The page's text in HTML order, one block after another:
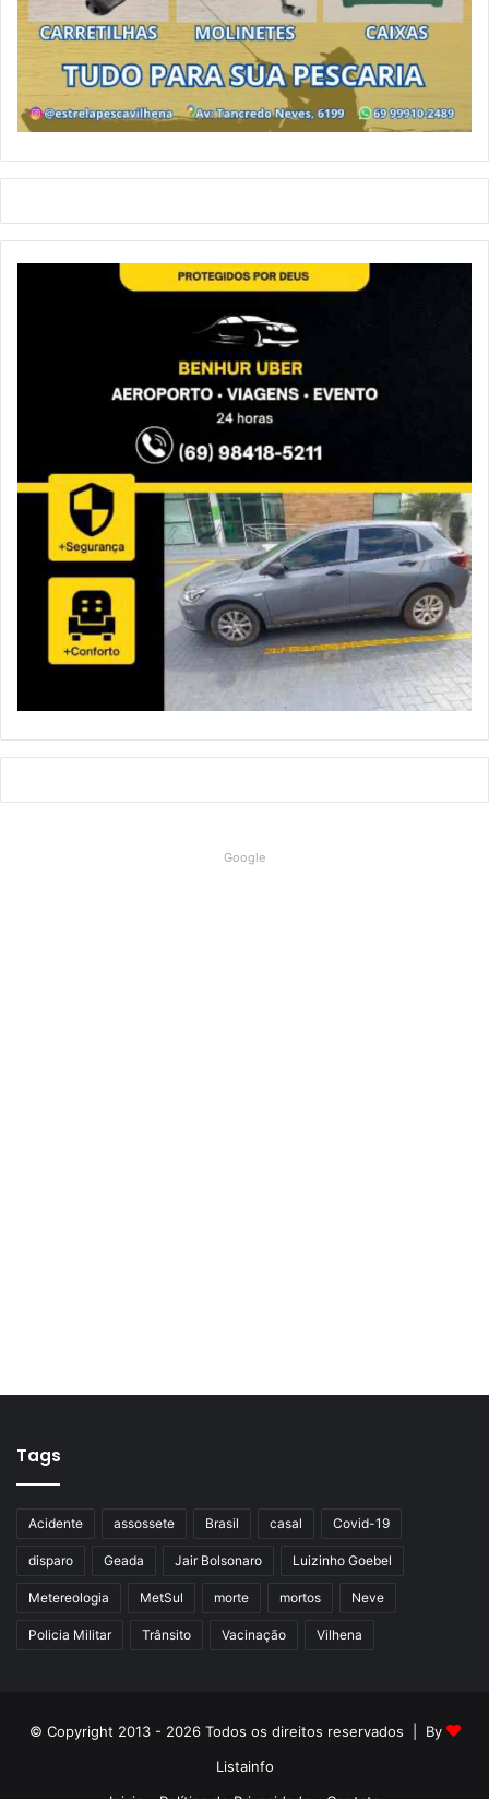
Google
Tags
Acidente assossete Brasil casal Covid-19
disparo Geada Jair Bolsonaro Luizinho Goebel
Metereologia MetSul morte mortos Neve
Policia Militar Trânsito Vacinação Vilhena
© Copyright 2013 - 2026 Todos os direitos reservados | By
Listainfo